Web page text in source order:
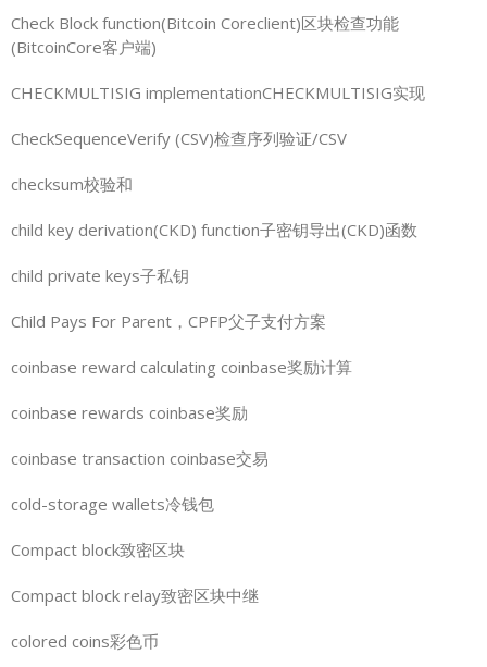
Check Block function(Bitcoin Coreclient)区块检查功能
(BitcoinCore客户端)
CHECKMULTISIG implementationCHECKMULTISIG实现
CheckSequenceVerify (CSV)检查序列验证/CSV
checksum校验和
child key derivation(CKD) function子密钥导出(CKD)函数
child private keys子私钥
Child Pays For Parent，CPFP父子支付方案
coinbase reward calculating coinbase奖励计算
coinbase rewards coinbase奖励
coinbase transaction coinbase交易
cold-storage wallets冷钱包
Compact block致密区块
Compact block relay致密区块中继
colored coins彩色币